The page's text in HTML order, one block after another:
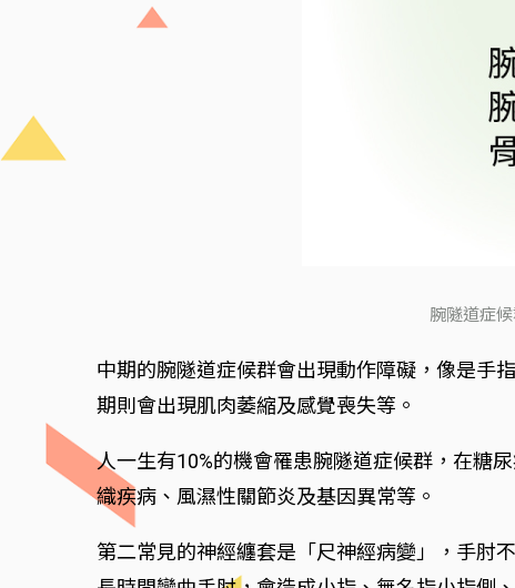
腕隧道症
中期的腕隧道症候群會出現動作障礙，像是手
期則會出現肌肉萎縮及感覺喪失等。
人一生有10%的機會罹患腕隧道症候群，在糖
織疾病、風濕性關節炎及基因異常等。
第二常見的神經纏套是「尺神經病變」，手肘